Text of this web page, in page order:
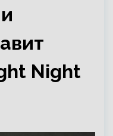
Night